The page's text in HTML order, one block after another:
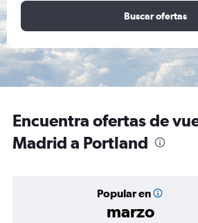
Buscar ofertas
Encuentra ofertas de
Madrid a Portland
Popular en
marzo